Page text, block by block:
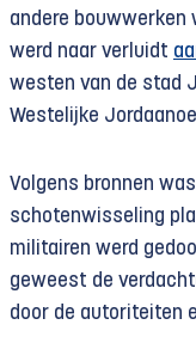
andere bouwwerken
werd naar verluidt
westen van de stad
Westelijke
Volgens bronnen
schotenwisseling
militairen werd
geweest de
door de autoriteiten